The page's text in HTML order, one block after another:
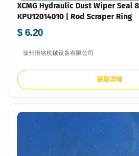
XCMG Hydraulic Dust Wiper Seal
KPU12014010 | Rod Scraper Ring
$ 6.20
徐州恒铭机械设备有限公司
获取详情